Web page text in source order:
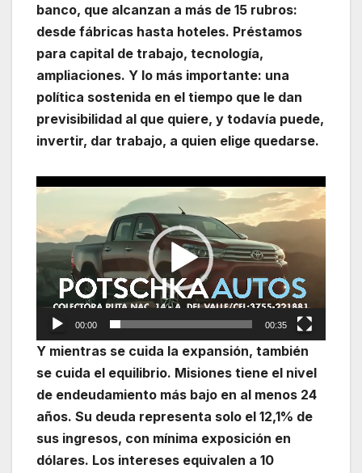
banco, que alcanzan a más de 15 rubros:
desde fábricas hasta hoteles. Préstamos
para capital de trabajo, tecnología,
ampliaciones. Y lo más importante: una
política sostenida en el tiempo que le dan
previsibilidad al que quiere, y todavía puede,
invertir, dar trabajo, a quien elige quedarse.
Reproductor
vídeo
00:00 00:35
Y mientras se cuida la expansión, también
se cuida el equilibrio. Misiones tiene el nivel
de endeudamiento más bajo en al menos 24
años. Su deuda representa solo el 12,1% de
sus ingresos, con mínima exposición en
dólares. Los intereses equivalen a 10